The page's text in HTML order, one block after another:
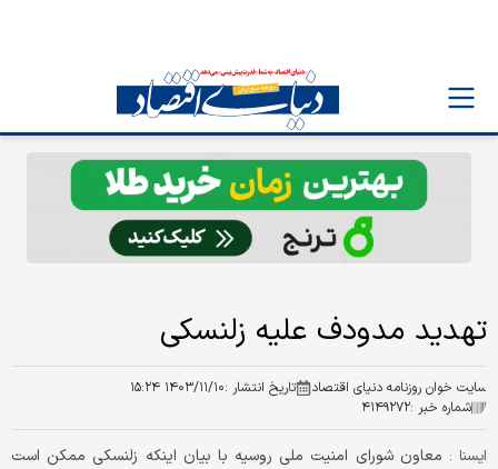
تهدید مدودف علیه زلنسکی
سایت خوان روزنامه دنیای اقتصاد تاریخ انتشار :۱۴۰۳/۱۱/۱۰ ۱۵:۲۴
شماره خبر :۴۱۴۹۲۷۲
ايسنا : معاون شورای امنیت ملی روسیه با بیان اینکه زلنسکی ممکن است